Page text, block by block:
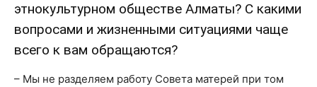
этнокультурном обществе Алматы? С какими
вопросами и жизненными ситуациями чаще
всего к вам обращаются?
– Мы не разделяем работу Совета матерей при том